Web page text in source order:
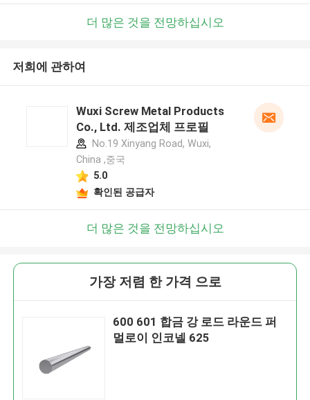
더 많은 것을 전망하십시오
저희에 관하여
Wuxi Screw Metal Products
Co., Ltd. 제조업체 프로필
No.19 Xinyang Road, Wuxi,
China ,중국
5.0
확인된 공급자
더 많은 것을 전망하십시오
가장 저렴 한 가격 으로
600 601 합금 강 로드 라운드 퍼
멀로이 인코넬 625